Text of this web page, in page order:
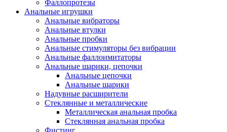
Фаллопротезы
Анальные игрушки
Анальные вибраторы
Анальные втулки
Анальные пробки
Анальные стимуляторы без вибрации
Анальные фаллоимитаторы
Анальные шарики, цепочки
Анальные цепочки
Анальные шарики
Надувные расширители
Стеклянные и металлические
Металлическая анальная пробка
Стеклянная анальная пробка
Фистинг